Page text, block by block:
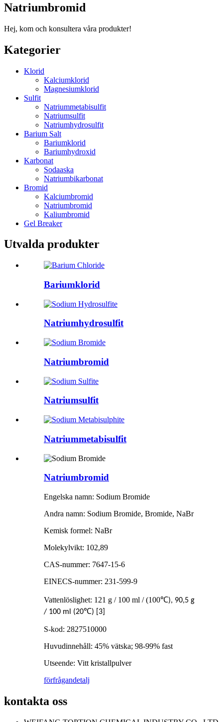
Natriumbromid
Hej, kom och konsultera våra produkter!
Kategorier
Klorid
Kalciumklorid
Magnesiumklorid
Sulfit
Natriummetabisulfit
Natriumsulfit
Natriumhydrosulfit
Barium Salt
Bariumklorid
Bariumhydroxid
Karbonat
Sodaaska
Natriumbikarbonat
Bromid
Kalciumbromid
Natriumbromid
Kaliumbromid
Gel Breaker
Utvalda produkter
Bariumklorid
Natriumhydrosulfit
Natriumbromid
Natriumsulfit
Natriummetabisulfit
Natriumbromid
Engelska namn: Sodium Bromide
Andra namn: Sodium Bromide, Bromide, NaBr
Kemisk formel: NaBr
Molekylvikt: 102,89
CAS-nummer: 7647-15-6
EINECS-nummer: 231-599-9
Vattenlöslighet: 121 g / 100 ml / (100℃), 90,5 g
/ 100 ml (20℃) [3]
S-kod: 2827510000
Huvudinnehåll: 45% vätska; 98-99% fast
Utseende: Vitt kristallpulver
förfrågandetalj
kontakta oss